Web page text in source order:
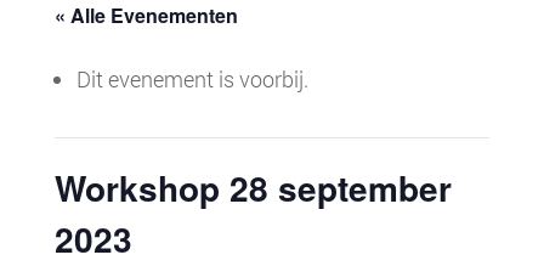
« Alle Evenementen
Dit evenement is voorbij.
Workshop 28 september
2023